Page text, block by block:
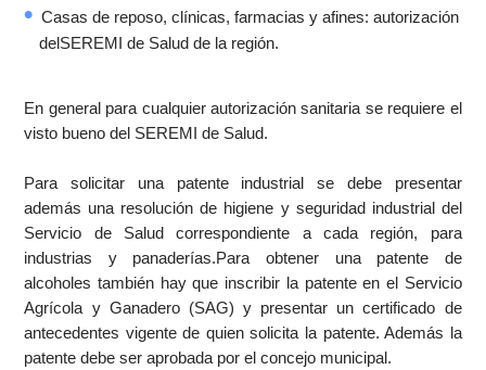
Casas de reposo, clínicas, farmacias y afines: autorización
delSEREMI de Salud de la región.
En general para cualquier autorización sanitaria se requiere el
visto bueno del SEREMI de Salud.
Para solicitar una patente industrial se debe presentar
además una resolución de higiene y seguridad industrial del
Servicio de Salud correspondiente a cada región, para
industrias y panaderías.Para obtener una patente de
alcoholes también hay que inscribir la patente en el Servicio
Agrícola y Ganadero (SAG) y presentar un certificado de
antecedentes vigente de quien solicita la patente. Además la
patente debe ser aprobada por el concejo municipal.